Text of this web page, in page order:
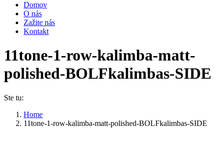
Domov
O nás
Zažite nás
Kontakt
11tone-1-row-kalimba-matt-
polished-BOLFkalimbas-SIDE
Ste tu:
Home
11tone-1-row-kalimba-matt-polished-BOLFkalimbas-SIDE